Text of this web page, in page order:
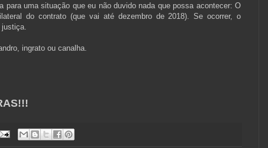
para uma situação que eu não duvido nada que possa acontecer: O
do contrato (que vai até dezembro de 2018). Se ocorrer, o
ingrato ou canalha.